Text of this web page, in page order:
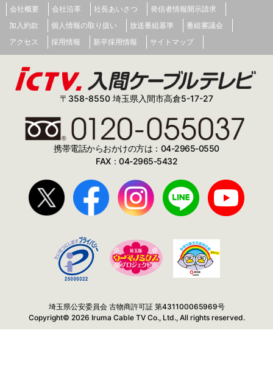
会社概要 会社沿革 社長あいさつ
発信者情報開示請求
加入約款
個人情報の取り扱い 放送番組基準
番組審議会
アクセス
採用情報 新卒採用情報 サイトマップ
〒358-8550 埼玉県入間市高倉5-17-27
携帯電話からおかけの方は：04-2965-0550
FAX：04-2965-5432
埼玉県公安委員会 古物商許可証 第431100065969号
Copyright© 2026 Iruma Cable TV Co., Ltd., All rights reserved.